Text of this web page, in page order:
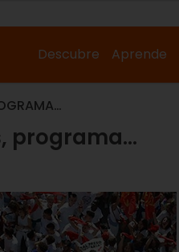
Descubre Aprende
programa…